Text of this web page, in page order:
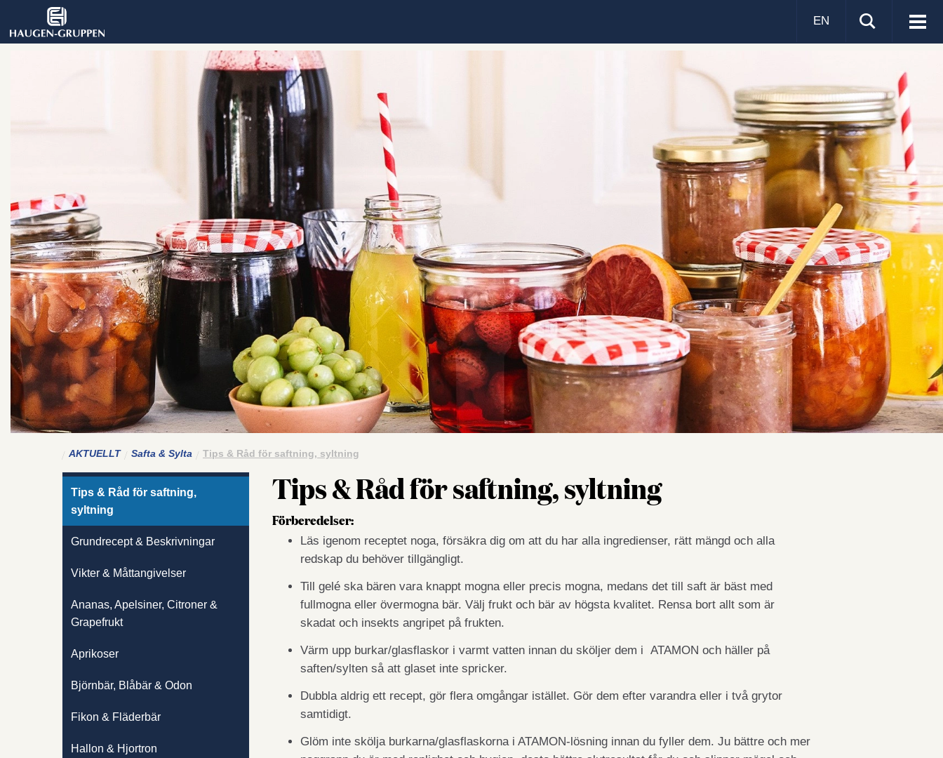
Visa
EN
AKTUELLT Safta & Sylta Tips & Råd för saftning, syltning
Tips & Råd för saftning,
syltning
Grundrecept & Beskrivningar
Vikter & Måttangivelser
Ananas, Apelsiner, Citroner &
Grapefrukt
Aprikoser
Björnbär, Blåbär & Odon
Fikon & Fläderbär
Hallon & Hjortron
Tips & Råd för saftning, syltning
Förberedelser:
Läs igenom receptet noga, försäkra dig om att du har alla ingredienser, rätt mängd och alla
redskap du behöver tillgängligt.
Till gelé ska bären vara knappt mogna eller precis mogna, medans det till saft är bäst med
fullmogna eller övermogna bär. Välj frukt och bär av högsta kvalitet. Rensa bort allt som är
skadat och insekts angripet på frukten.
Värm upp burkar/glasflaskor i varmt vatten innan du sköljer dem i ATAMON och häller på
saften/sylten så att glaset inte spricker.
Dubbla aldrig ett recept, gör flera omgångar istället. Gör dem efter varandra eller i två grytor
samtidigt.
Glöm inte skölja burkarna/glasflaskorna i ATAMON-lösning innan du fyller dem. Ju bättre och mer